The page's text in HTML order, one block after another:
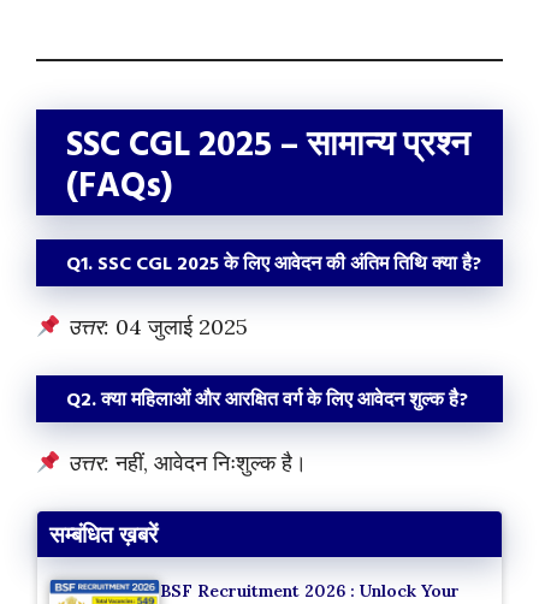
SSC CGL 2025 – सामान्य प्रश्न
(FAQs)
Q1. SSC CGL 2025 के लिए आवेदन की अंतिम तिथि क्या है?
उत्तर: 04 जुलाई 2025
Q2. क्या महिलाओं और आरक्षित वर्ग के लिए आवेदन शुल्क है?
उत्तर: नहीं, आवेदन निःशुल्क है।
सम्बंधित ख़बरें
BSF Recruitment 2026 : Unlock Your